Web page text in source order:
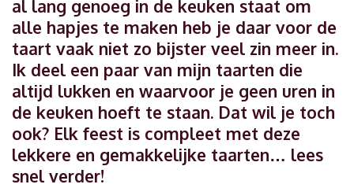
al lang genoeg in de keuken staat om
alle hapjes te maken heb je daar voor de
taart vaak niet zo bijster veel zin meer in.
Ik deel een paar van mijn taarten die
altijd lukken en waarvoor je geen uren in
de keuken hoeft te staan. Dat wil je toch
ook? Elk feest is compleet met deze
lekkere en gemakkelijke taarten… lees
snel verder!